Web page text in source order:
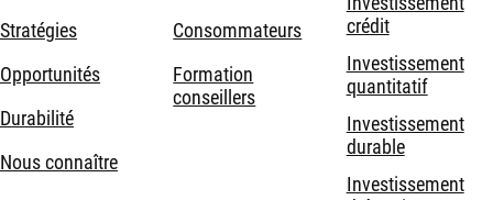
Stratégies
Opportunités
Durabilité
Nous connaître
Consommateurs
Formation
conseillers
crédit
Investissement
quantitatif
Investissement
durable
Investissement